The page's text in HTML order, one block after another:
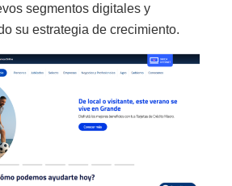
segmentos digitales y
su estrategia de crecimiento.